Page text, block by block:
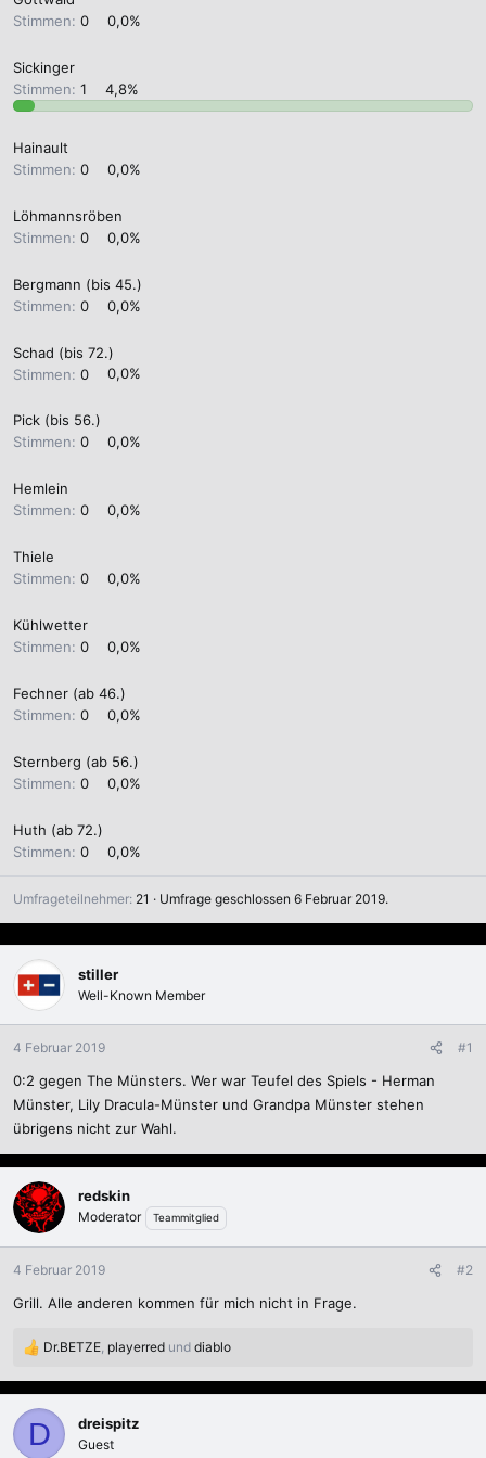
Stimmen: 0 0,0%
Sickinger
Stimmen: 1 4,8%
Hainault
Stimmen: 0 0,0%
Löhmannsröben
Stimmen: 0 0,0%
Bergmann (bis 45.)
Stimmen: 0 0,0%
Schad (bis 72.)
Stimmen: 0 0,0%
Pick (bis 56.)
Stimmen: 0 0,0%
Hemlein
Stimmen: 0 0,0%
Thiele
Stimmen: 0 0,0%
Kühlwetter
Stimmen: 0 0,0%
Fechner (ab 46.)
Stimmen: 0 0,0%
Sternberg (ab 56.)
Stimmen: 0 0,0%
Huth (ab 72.)
Stimmen: 0 0,0%
Umfrageteilnehmer 21 Umfrage geschlossen 6 Februar 2019.
stiller
Well-Known Member
4 Februar 2019 #1
0:2 gegen The Münsters. Wer war Teufel des Spiels - Herman
Münster, Lily Dracula-Münster und Grandpa Münster stehen
übrigens nicht zur Wahl.
redskin
Moderator Teammitglied
4 Februar 2019 #2
Grill. Alle anderen kommen für mich nicht in Frage.
R
a
k
i
Dr.BETZE, playerred und diablo
D dreispitz
Guest